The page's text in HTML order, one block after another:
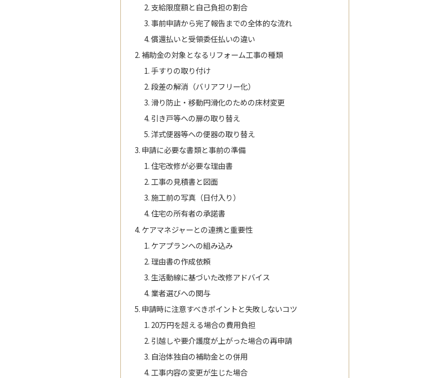
支給限度額と自己負担の割合
事前申請から完了報告までの全体的な流れ
償還払いと受領委任払いの違い
補助金の対象となるリフォーム工事の種類
手すりの取り付け
段差の解消（バリアフリー化）
滑り防止・移動円滑化のための床材変更
引き戸等への扉の取り替え
洋式便器等への便器の取り替え
申請に必要な書類と事前の準備
住宅改修が必要な理由書
工事の見積書と図面
施工前の写真（日付入り）
住宅の所有者の承諾書
ケアマネジャーとの連携と重要性
ケアプランへの組み込み
理由書の作成依頼
生活動線に基づいた改修アドバイス
業者選びへの関与
申請時に注意すべきポイントと失敗しないコツ
20万円を超える場合の費用負担
引越しや要介護度が上がった場合の再申請
自治体独自の補助金との併用
工事内容の変更が生じた場合